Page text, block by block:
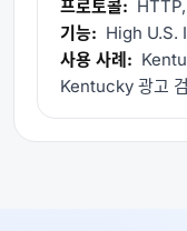
프로토콜:
기능: High U.S.
사용 사례:
Kentucky 광고